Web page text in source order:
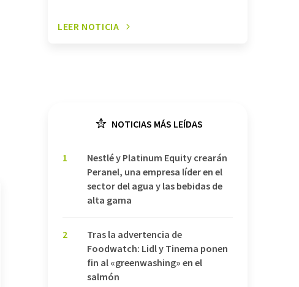
LEER NOTICIA
NOTICIAS MÁS LEÍDAS
1
Nestlé y Platinum Equity crearán
Peranel, una empresa líder en el
sector del agua y las bebidas de
alta gama
2
Tras la advertencia de
Foodwatch: Lidl y Tinema ponen
fin al «greenwashing» en el
salmón